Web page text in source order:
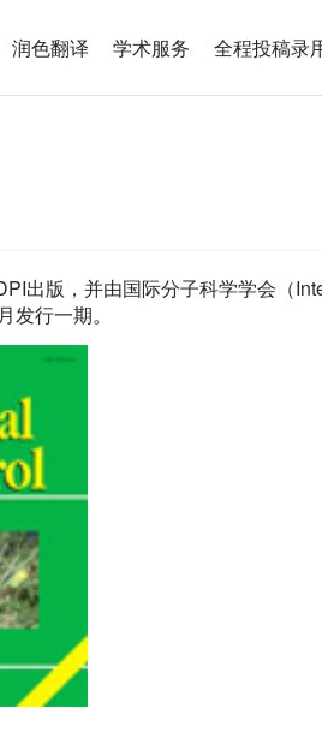
润色翻译 学术服务 全程投稿录
出版，并由国际分子科学学会（
行一期。